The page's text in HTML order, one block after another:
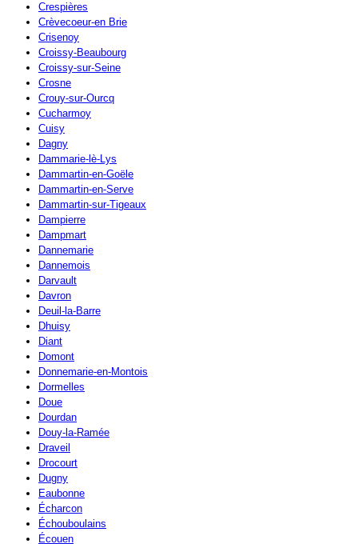
Crespières
Crèvecoeur-en Brie
Crisenoy
Croissy-Beaubourg
Croissy-sur-Seine
Crosne
Crouy-sur-Ourcq
Cucharmoy
Cuisy
Dagny
Dammarie-lè-Lys
Dammartin-en-Goële
Dammartin-en-Serve
Dammartin-sur-Tigeaux
Dampierre
Dampmart
Dannemarie
Dannemois
Darvault
Davron
Deuil-la-Barre
Dhuisy
Diant
Domont
Donnemarie-en-Montois
Dormelles
Doue
Dourdan
Douy-la-Ramée
Draveil
Drocourt
Dugny
Eaubonne
Écharcon
Échouboulains
Écouen